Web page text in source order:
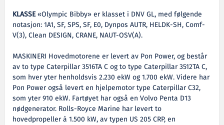
KLASSE«Olympic Bibby» er klasset i DNV GL, med følgende
notasjon: 1A1, SF, SPS, SF, E0, Dynpos AUTR, HELDK-SH, Comf-
V(3), Clean DESIGN, CRANE, NAUT-OSV(A).
MASKINERI Hovedmotorene er levert av Pon Power, og består
av to type Caterpillar 3516TA C og to type Caterpillar 3512TA C,
som hver yter henholdsvis 2.230 ekW og 1.700 ekW. Videre har
Pon Power også levert en hjelpemotor type Caterpillar C32,
som yter 910 ekW. Fartøyet har også en Volvo Penta D13
nødgenerator. Rolls-Royce Marine har levert to
hovedpropeller à 1.500 kW, av typen US 205 CRP, en